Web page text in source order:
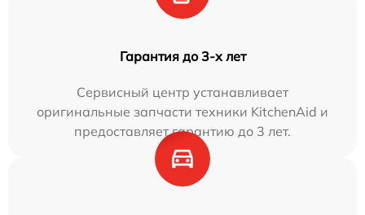
Гарантия до 3-х лет
Сервисный центр устанавливает
оригинальные запчасти техники KitchenAid и
предоставляет гарантию до 3 лет.